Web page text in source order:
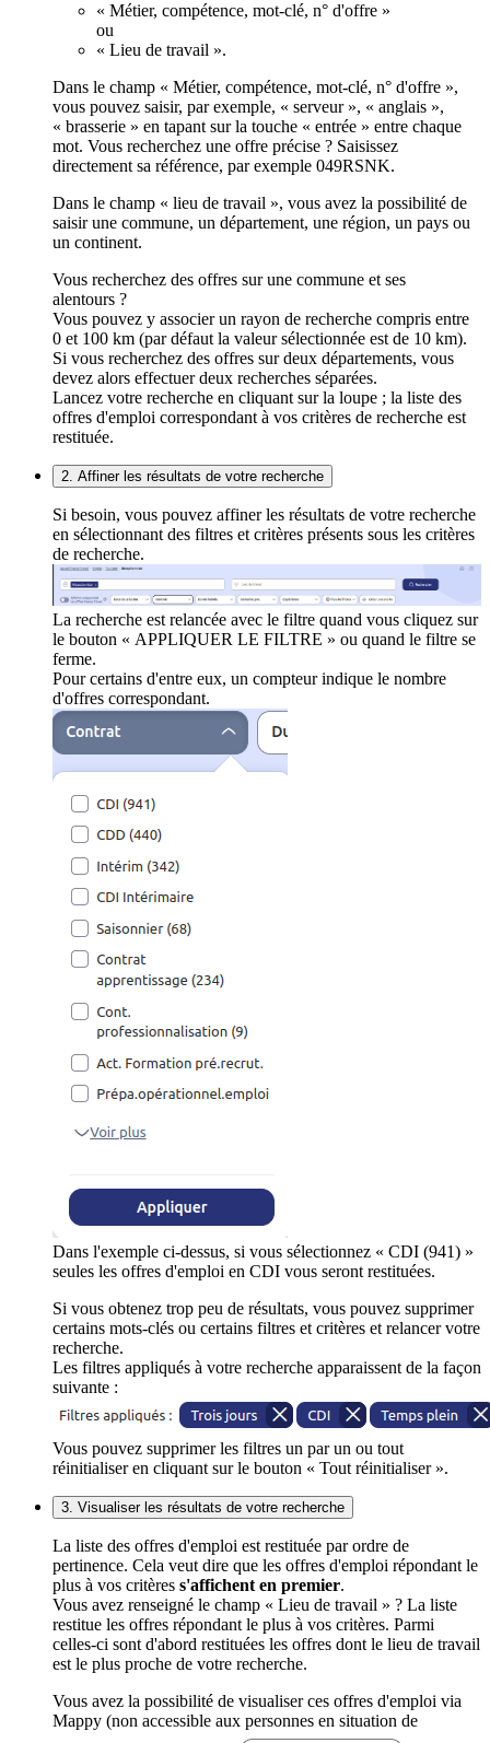
« Métier, compétence, mot-clé, n° d'offre »
ou
« Lieu de travail ».
Dans le champ « Métier, compétence, mot-clé, n° d'offre »,
vous pouvez saisir, par exemple, « serveur », « anglais »,
« brasserie » en tapant sur la touche « entrée » entre chaque
mot. Vous recherchez une offre précise ? Saisissez
directement sa référence, par exemple 049RSNK.
Dans le champ « lieu de travail », vous avez la possibilité de
saisir une commune, un département, une région, un pays ou
un continent.
Vous recherchez des offres sur une commune et ses
alentours ?
Vous pouvez y associer un rayon de recherche compris entre
0 et 100 km (par défaut la valeur sélectionnée est de 10 km).
Si vous recherchez des offres sur deux départements, vous
devez alors effectuer deux recherches séparées.
Lancez votre recherche en cliquant sur la loupe ; la liste des
offres d'emploi correspondant à vos critères de recherche est
restituée.
2. Affiner les résultats de votre recherche
Si besoin, vous pouvez affiner les résultats de votre recherche
en sélectionnant des filtres et critères présents sous les critères
de recherche.
La recherche est relancée avec le filtre quand vous cliquez sur
le bouton « APPLIQUER LE FILTRE » ou quand le filtre se
ferme.
Pour certains d'entre eux, un compteur indique le nombre
d'offres correspondant.
Dans l'exemple ci-dessus, si vous sélectionnez « CDI (941) »
seules les offres d'emploi en CDI vous seront restituées.
Si vous obtenez trop peu de résultats, vous pouvez supprimer
certains mots-clés ou certains filtres et critères et relancer votre
recherche.
Les filtres appliqués à votre recherche apparaissent de la façon
suivante :
Vous pouvez supprimer les filtres un par un ou tout
réinitialiser en cliquant sur le bouton « Tout réinitialiser ».
3. Visualiser les résultats de votre recherche
La liste des offres d'emploi est restituée par ordre de
pertinence. Cela veut dire que les offres d'emploi répondant le
plus à vos critères s'affichent en premier.
Vous avez renseigné le champ « Lieu de travail » ? La liste
restitue les offres répondant le plus à vos critères. Parmi
celles-ci sont d'abord restituées les offres dont le lieu de travail
est le plus proche de votre recherche.
Vous avez la possibilité de visualiser ces offres d'emploi via
Mappy (non accessible aux personnes en situation de